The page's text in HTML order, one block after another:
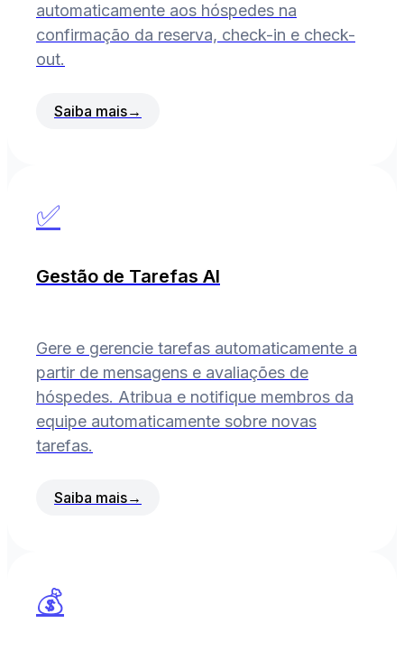
automaticamente aos hóspedes na
confirmação da reserva, check-in e check-
out.
Saiba mais→
✅
Gestão de Tarefas AI
Gere e gerencie tarefas automaticamente a
partir de mensagens e avaliações de
hóspedes. Atribua e notifique membros da
equipe automaticamente sobre novas
tarefas.
Saiba mais→
💰